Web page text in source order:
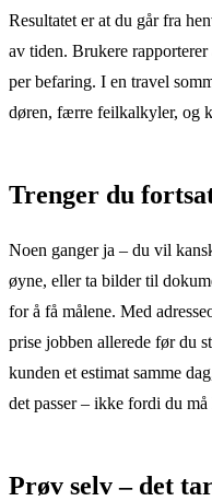
Resultatet er at du går fra
av tiden. Brukere
per befaring. I en travel
døren, færre feilkalkyler, og
Trenger du
Noen ganger ja – du vil
øyne, eller ta bilder til
for å få målene. Med
prise jobben allerede før du
kunden et estimat samme
det passer – ikke fordi du må
Prøv selv – det